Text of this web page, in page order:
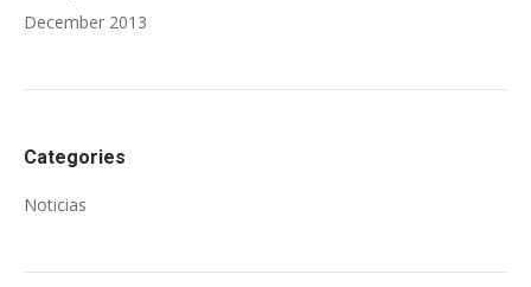
December 2013
Categories
Noticias